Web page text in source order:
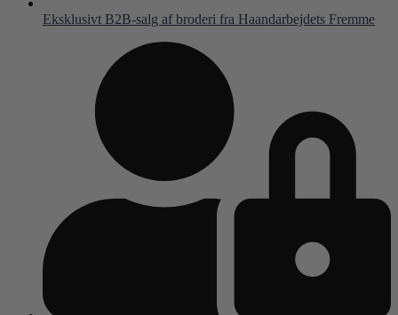
Eksklusivt B2B-salg af broderi fra Haandarbejdets Fremme